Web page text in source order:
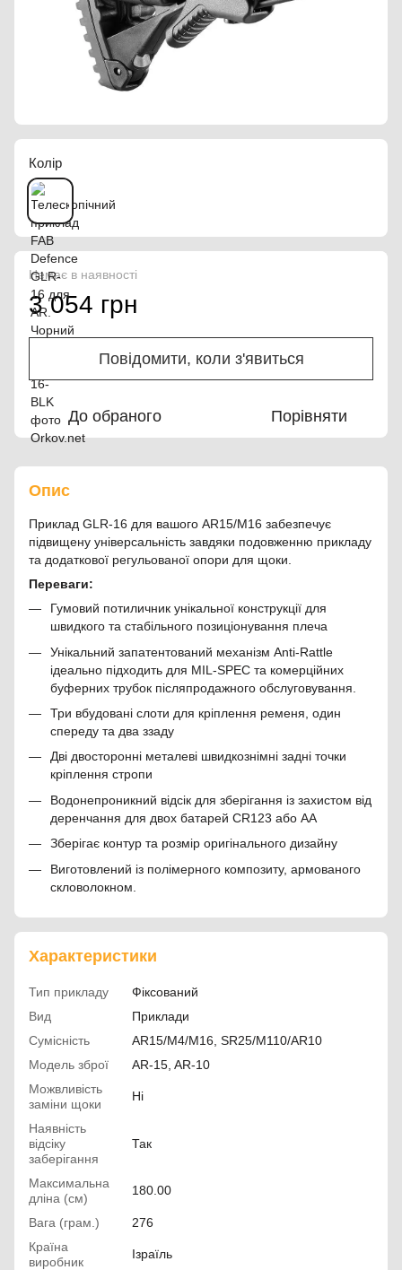
Колір
Немає в наявності
3 054 грн
Повідомити, коли з'явиться
До обраного Порівняти
Опис
Приклад GLR-16 для вашого AR15/M16 забезпечує
підвищену універсальність завдяки подовженню прикладу
та додаткової регульованої опори для щоки.
Переваги:
Гумовий потиличник унікальної конструкції для
швидкого та стабільного позиціонування плеча
Унікальний запатентований механізм Anti-Rattle
ідеально підходить для MIL-SPEC та комерційних
буферних трубок післяпродажного обслуговування.
Три вбудовані слоти для кріплення ременя, один
спереду та два ззаду
Дві двосторонні металеві швидкознімні задні точки
кріплення стропи
Водонепроникний відсік для зберігання із захистом від
деренчання для двох батарей CR123 або AA
Зберігає контур та розмір оригінального дизайну
Виготовлений із полімерного композиту, армованого
скловолокном.
Характеристики
Тип прикладу
Фіксований
Вид
Приклади
Сумісність
AR15/M4/M16, SR25/M110/AR10
Модель зброї
AR-15, AR-10
Можвливість
заміни щоки
Ні
Наявність
відсіку
заберігання
Так
Максимальна
дліна (см)
180.00
Вага (грам.)
276
Країна
виробник
Ізраїль